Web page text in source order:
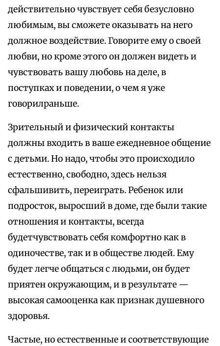
действительно чувствует себя безусловно
любимым, вы сможете оказывать на него
должное воздействие. Говорите ему о своей
любви, но кроме этого он должен видеть и
чувствовать вашу любовь на деле, в
поступках и поведении, о чем я уже
говорилраньше.
Зрительный и физический контакты
должны входить в ваше ежедневное общение
с детьми. Но надо, чтобы это происходило
естественно, свободно, здесь нельзя
сфальшивить, переиграть. Ребенок или
подросток, выросший в доме, где были такие
отношения и контакты, всегда
будетчувствовать себя комфортно как в
одиночестве, так и в обществе людей. Ему
будет легче общаться с людьми, он будет
приятен окружающим, и в результате —
высокая самооценка как признак душевного
здоровья.
Частые, но естественные и соответствующие